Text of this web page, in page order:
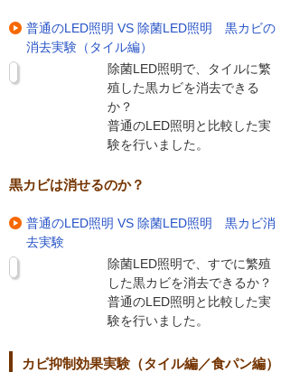
普通のLED照明 VS 除菌LED照明 黒カビの
消去実験（タイル編）
除菌LED照明で、タイルに繁
殖した黒カビを消去できる
か？
普通のLED照明と比較した実
験を行いました。
黒カビは消せるのか？
普通のLED照明 VS 除菌LED照明 黒カビ消
去実験
除菌LED照明で、すでに繁殖
した黒カビを消去できるか？
普通のLED照明と比較した実
験を行いました。
カビ抑制効果実験（タイル編／食パン編）